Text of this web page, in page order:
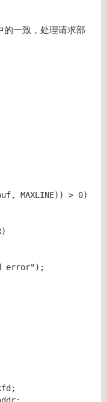
的一致，处理请求部
MAXLINE)) > 0)